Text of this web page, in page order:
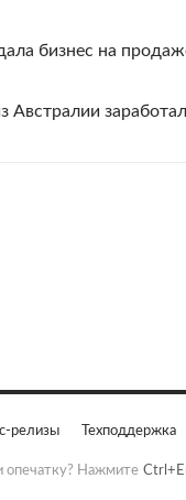
бизнес на
Австралии
релизы Техподдержка
опечатку? Нажмите